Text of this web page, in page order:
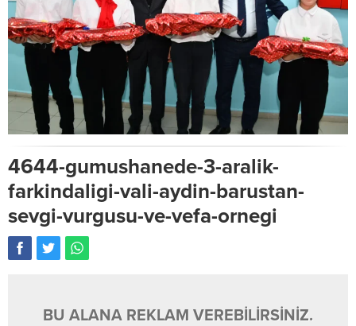
4644-gumushanede-3-aralik-
farkindaligi-vali-aydin-barustan-
sevgi-vurgusu-ve-vefa-ornegi
BU ALANA REKLAM VEREBİLİRSİNİZ.